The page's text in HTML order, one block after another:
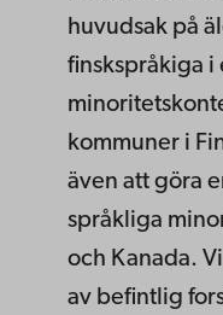
huvudsak på
finskspråkiga i
kommuner i
även att göra
språkliga
och Kanada.
av befintlig